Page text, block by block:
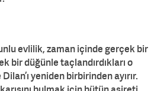
evlilik, zaman içinde gerçek bir
bir düğünle taçlandırdıkları o
yeniden birbirinden ayırır.